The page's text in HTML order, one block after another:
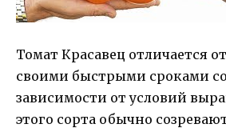
Томат Красавец отличается
своими быстрыми сроками
зависимости от условий
этого сорта обычно